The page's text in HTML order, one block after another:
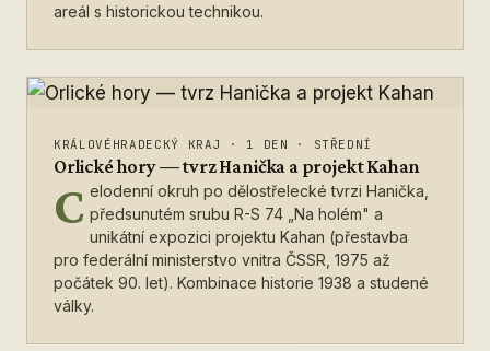
areál s historickou technikou.
KRÁLOVÉHRADECKÝ KRAJ · 1 DEN · STŘEDNÍ
Orlické hory — tvrz Hanička a projekt Kahan
C elodenní okruh po dělostřelecké tvrzi Hanička,
předsunutém srubu R-S 74 „Na holém" a
unikátní expozici projektu Kahan (přestavba
pro federální ministerstvo vnitra ČSSR, 1975 až
počátek 90. let). Kombinace historie 1938 a studené
války.